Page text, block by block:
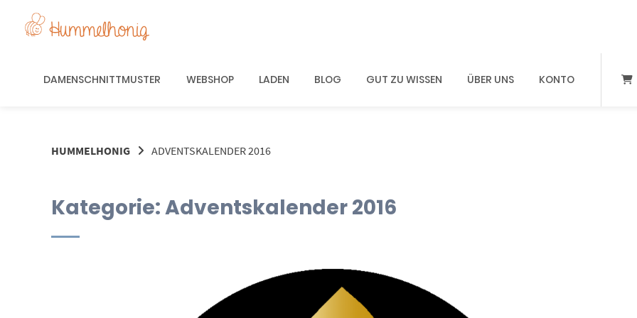
DAMENSCHNITTMUSTER WEBSHOP LADEN BLOG GUT ZU WISSEN ÜBER UNS KONTO
HUMMELHONIG ADVENTSKALENDER 2016
Kategorie:Adventskalender 2016